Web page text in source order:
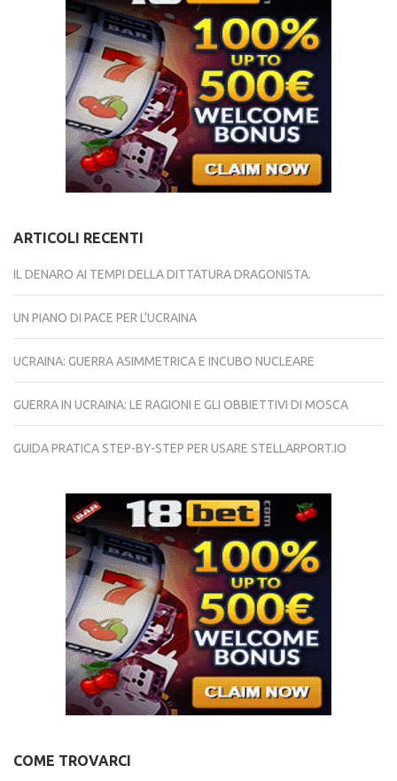
ARTICOLI RECENTI
IL DENARO AI TEMPI DELLA DITTATURA DRAGONISTA.
UN PIANO DI PACE PER L’UCRAINA
UCRAINA: GUERRA ASIMMETRICA E INCUBO NUCLEARE
GUERRA IN UCRAINA: LE RAGIONI E GLI OBBIETTIVI DI MOSCA
GUIDA PRATICA STEP-BY-STEP PER USARE STELLARPORT.IO
COME TROVARCI